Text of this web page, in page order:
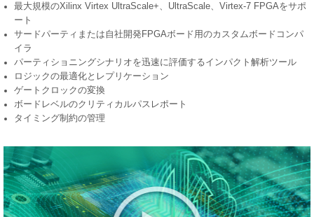
最大規模のXilinx Virtex UltraScale+、UltraScale、Virtex-7 FPGAをサポ
ート
サードパーティまたは自社開発FPGAボード用のカスタムボードコンパ
イラ
パーティショニングシナリオを迅速に評価するインパクト解析ツール
ロジックの最適化とレプリケーション
ゲートクロックの変換
ボードレベルのクリティカルパスレポート
タイミング制約の管理